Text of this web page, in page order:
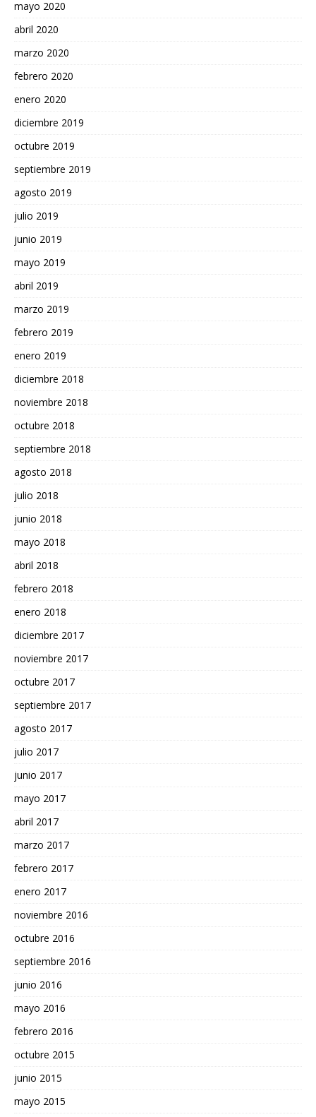
mayo 2020
abril 2020
marzo 2020
febrero 2020
enero 2020
diciembre 2019
octubre 2019
septiembre 2019
agosto 2019
julio 2019
junio 2019
mayo 2019
abril 2019
marzo 2019
febrero 2019
enero 2019
diciembre 2018
noviembre 2018
octubre 2018
septiembre 2018
agosto 2018
julio 2018
junio 2018
mayo 2018
abril 2018
febrero 2018
enero 2018
diciembre 2017
noviembre 2017
octubre 2017
septiembre 2017
agosto 2017
julio 2017
junio 2017
mayo 2017
abril 2017
marzo 2017
febrero 2017
enero 2017
noviembre 2016
octubre 2016
septiembre 2016
junio 2016
mayo 2016
febrero 2016
octubre 2015
junio 2015
mayo 2015